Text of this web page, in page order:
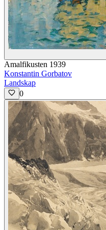
Amalfikusten 1939
Konstantin Gorbatov
Landskap
0